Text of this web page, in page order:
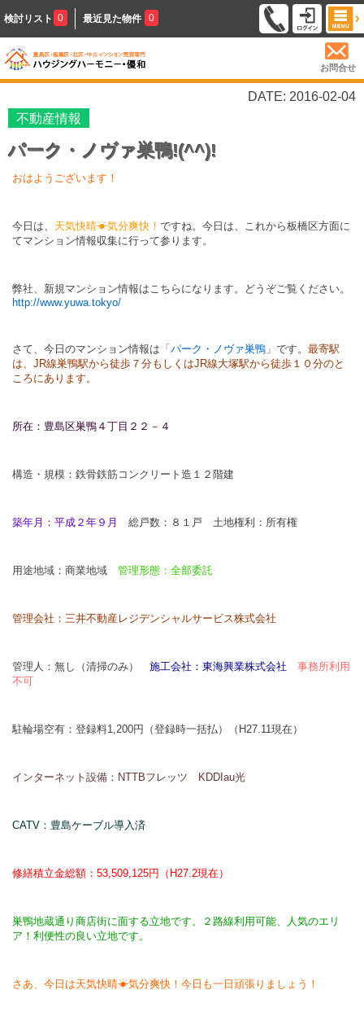
検討リスト 0 最近見た物件 0
お問合せ
DATE: 2016-02-04
不動産情報
パーク・ノヴァ巣鴨!(^^)!
おはようございます！
今日は、 天気快晴☀気分爽快！ ですね。今日は、これから板橋区方面に
てマンション情報収集に行って参ります。
弊社、新規マンション情報はこちらになります。どうぞご覧ください。
http://www.yuwa.tokyo/
さて、今日のマンション情報は「 パーク・ノヴァ巣鴨 」です。 最寄駅
は、JR線巣鴨駅から徒歩７分もしくはJR線大塚駅から徒歩１０分のと
ころにあります。
所在：豊島区巣鴨４丁目２２－４
構造・規模：鉄骨鉄筋コンクリート造１２階建
築年月：平成２年９月 総戸数：８１戸 土地権利：所有権
用途地域：商業地域 管理形態：全部委託
管理会社：三井不動産レジデンシャルサービス株式会社
管理人：無し（清掃のみ） 施工会社：東海興業株式会社 事務所利用
不可
駐輪場空有：登録料1,200円（登録時一括払）（H27.11現在）
インターネット設備：NTTBフレッツ KDDIau光
CATV：豊島ケーブル導入済
修繕積立金総額：53,509,125円（H27.2現在）
巣鴨地蔵通り商店街に面する立地です。２路線利用可能、人気のエリ
ア！利便性の良い立地です。
さあ、今日は天気快晴☀気分爽快！今日も一日頑張りましょう！